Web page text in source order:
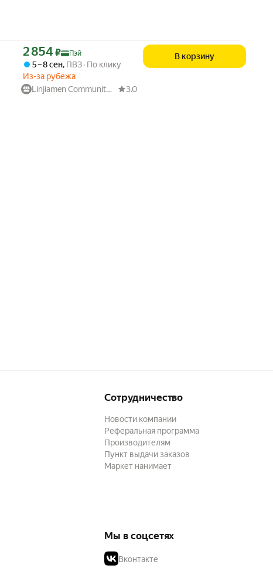
Цена с картой Яндекс Пэй 2854 ₽ вместо
2 854 ₽ Пэй
5 – 8 сен, ПВЗ По клику
Из-за рубежа
Linjiamen Community Supermarket
3.0
В корзину
Сотрудничество
Новости компании
Реферальная программа
Производителям
Пункт выдачи заказов
Маркет нанимает
Мы в соцсетях
Вконтакте